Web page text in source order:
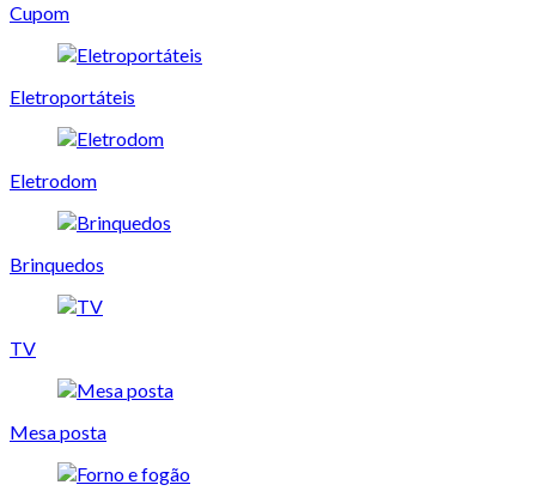
Cupom
Eletroportáteis
Eletrodom
Brinquedos
TV
Mesa posta